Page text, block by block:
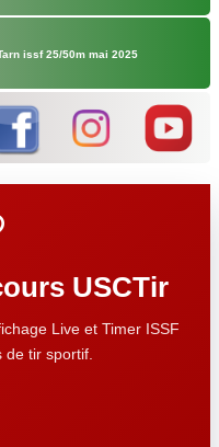
issf 25/50m mai 2025
USCTir
Live et Timer ISSF
tir sportif.